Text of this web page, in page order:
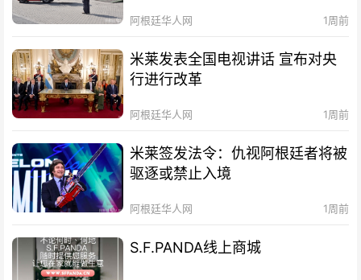
阿根廷华人网 1周前
米莱发表全国电视讲话 宣布对央
行进行改革
阿根廷华人网 1周前
米莱签发法令：仇视阿根廷者将被
驱逐或禁止入境
阿根廷华人网 1周前
S.F.PANDA线上商城